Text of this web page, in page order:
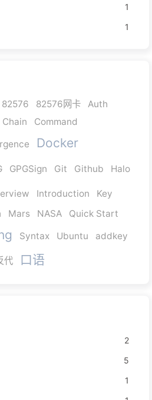
1
1
82576 82576网卡
Auth
Chain Command
Docker
GPGSign Git Github Halo
Introduction
Key
Mars NASA
Quick Start
Syntax Ubuntu addkey
代 口语
2
5
1